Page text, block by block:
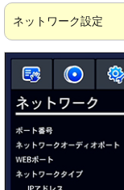
ネットワーク設定